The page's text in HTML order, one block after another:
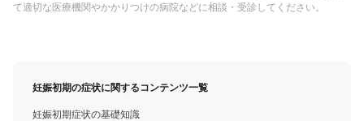
て適切な医療機関やかかりつけの病院などに相談・受診してください。
妊娠初期の症状に関するコンテンツ一覧
妊娠初期症状の基礎知識